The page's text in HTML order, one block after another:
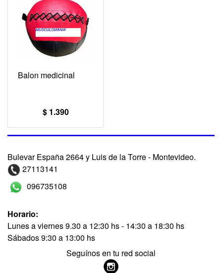
Balon medicinal
$ 1.390
Bulevar España 2664 y Luis de la Torre - Montevideo.
27113141
096735108
Horario:
Lunes a viernes 9.30 a 12:30 hs - 14:30 a 18:30 hs
Sábados 9:30 a 13:00 hs
Seguínos en tu red social